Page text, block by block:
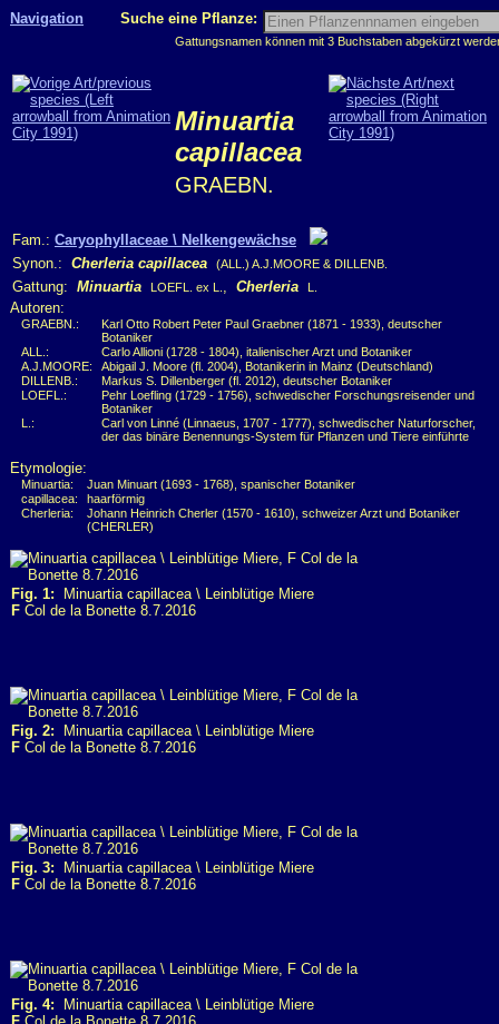
Navigation Suche eine Pflanze:
Gattungsnamen können mit 3 Buchstaben abgekürzt
Minuartia
capillacea
GRAEBN.
Fam.: Caryophyllaceae \ Nelkengewächse
Synon.: Cherleria capillacea (ALL.) A.J.MOORE & DILLENB.
Gattung: Minuartia LOEFL. ex L. , Cherleria L.
Autoren:
GRAEBN.:
Karl Otto Robert Peter Paul Graebner (1871 - 1933), deutscher
Botaniker
ALL.:
Carlo Allioni (1728 - 1804), italienischer Arzt und Botaniker
A.J.MOORE:
Abigail J. Moore (fl. 2004), Botanikerin in Mainz (Deutschland)
DILLENB.:
Markus S. Dillenberger (fl. 2012), deutscher Botaniker
LOEFL.:
Pehr Loefling (1729 - 1756), schwedischer Forschungsreisender und
Botaniker
L.:
Carl von Linné (Linnaeus, 1707 - 1777), schwedischer Naturforscher,
der das binäre Benennungs-System für Pflanzen und Tiere einführte
Etymologie:
Minuartia:
Juan Minuart (1693 - 1768), spanischer Botaniker
capillacea:
haarförmig
Cherleria:
Johann Heinrich Cherler (1570 - 1610), schweizer Arzt und Botaniker
(CHERLER)
Fig. 1: Minuartia capillacea \ Leinblütige Miere
F Col de la Bonette 8.7.2016
Fig. 2: Minuartia capillacea \ Leinblütige Miere
F Col de la Bonette 8.7.2016
Fig. 3: Minuartia capillacea \ Leinblütige Miere
F Col de la Bonette 8.7.2016
Fig. 4: Minuartia capillacea \ Leinblütige Miere